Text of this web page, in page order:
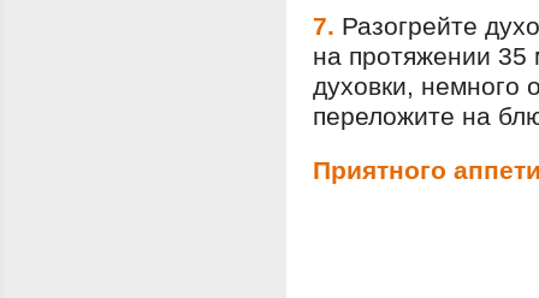
7. Разогрейте
на протяжении 35
духовки, немного
переложите на
Приятного